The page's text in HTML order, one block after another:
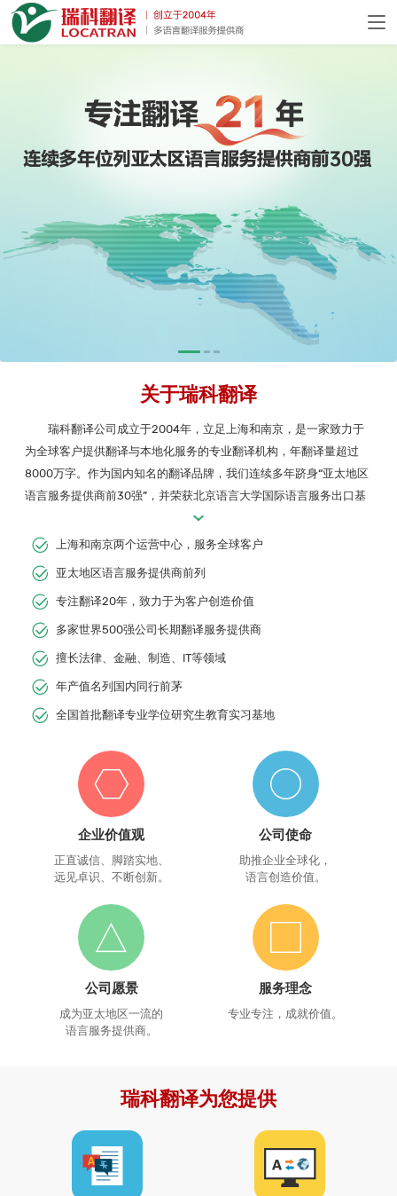
关于瑞科翻译
瑞科翻译公司成立于2004年，立足上海和南京，是一家致力于
为全球客户提供翻译与本地化服务的专业翻译机构，年翻译量超过
8000万字。作为国内知名的翻译品牌，我们连续多年跻身“亚太地区
语言服务提供商前30强”，并荣获北京语言大学国际语言服务出口基
地“2023语言服务推荐企业”殊荣。
我们专注于多语言文档翻译、创译、母语润色、认证翻译、译后
编辑(MTPE)、软件与网站本地化、字幕翻译与配音、桌面排版
(DTP)、同声传译，以及翻译培训等服务。覆盖100多种语言，我们的
学移民等多个领域，其中包括众多世界500强企业。
上海和南京两个运营中心，服务全球客户
亚太地区语言服务提供商前列
专注翻译20年，致力于为客户创造价值
多家世界500强公司长期翻译服务提供商
擅长法律、金融、制造、IT等领域
年产值名列国内同行前茅
全国首批翻译专业学位研究生教育实习基地
企业价值观
正直诚信、脚踏实地、
远见卓识、不断创新。
公司使命
助推企业全球化，
语言创造价值。
公司愿景
成为亚太地区一流的
语言服务提供商。
服务理念
专业专注，成就价值。
瑞科翻译为您提供